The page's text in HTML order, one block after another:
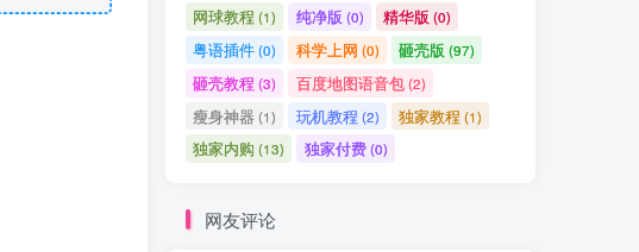
网球教程 (1) 纯净版 (0) 精华版 (0)
粤语插件(0) 科学上网 (0) 砸壳版 (97)
砸壳教程 (3) 百度地图语音包(2)
瘦身神器 (1) 玩机教程 (2) 独家教程 (1)
独家内购 (13) 独家付费(0)
网友评论